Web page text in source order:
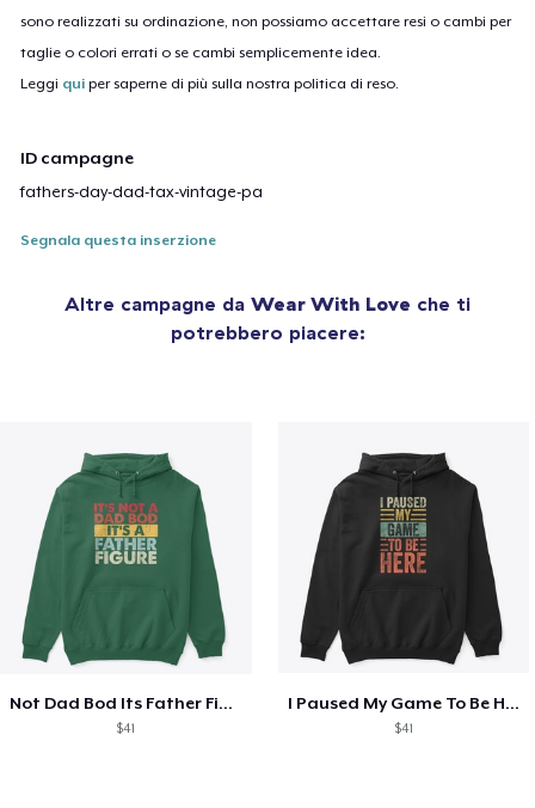
sono realizzati su ordinazione, non possiamo accettare resi o cambi per
taglie o colori errati o se cambi semplicemente idea.
Leggi qui per saperne di più sulla nostra politica di reso.
ID campagne
fathers-day-dad-tax-vintage-pa
Segnala questa inserzione
Altre campagne da Wear With Love che ti
potrebbero piacere:
Not Dad Bod Its Father Figure T-Shirt
$41
I Paused My Game To Be Here T-Shirt
$41